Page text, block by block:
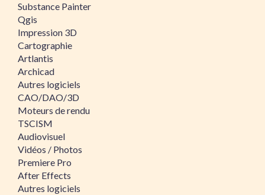
Substance Painter
Qgis
Impression 3D
Cartographie
Artlantis
Archicad
Autres logiciels
CAO/DAO/3D
Moteurs de rendu
TSCISM
Audiovisuel
Vidéos / Photos
Premiere Pro
After Effects
Autres logiciels